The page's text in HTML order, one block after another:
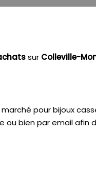
sur Colleville-
pour bijoux
ou bien par email afin